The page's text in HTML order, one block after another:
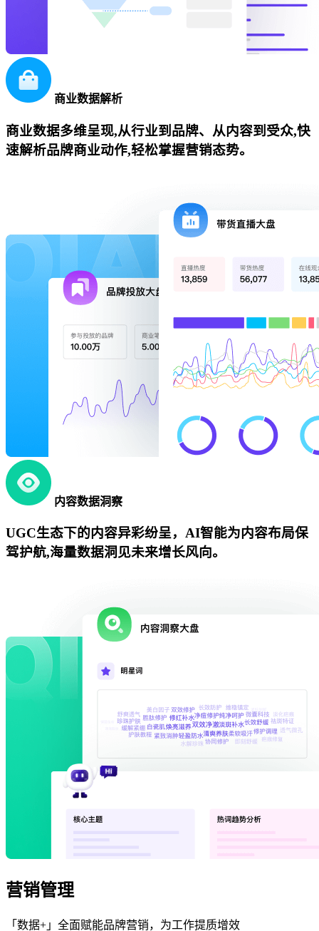
商业数据解析
商业数据多维呈现,从行业到品牌、从内容到受众,快
速解析品牌商业动作,轻松掌握营销态势。
内容数据洞察
UGC生态下的内容异彩纷呈，AI智能为内容布局保
驾护航,海量数据洞见未来增长风向。
营销管理
「数据+」全面赋能品牌营销，为工作提质增效